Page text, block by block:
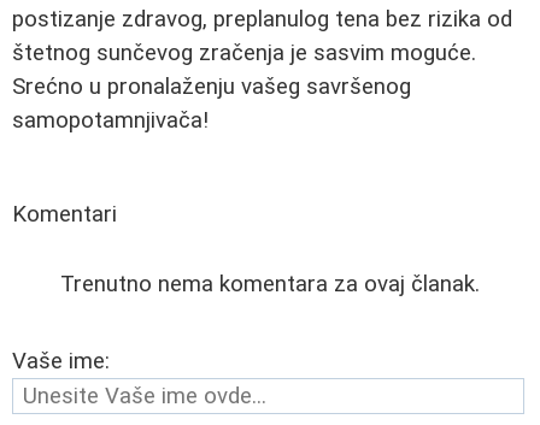
postizanje zdravog, preplanulog tena bez rizika od
štetnog sunčevog zračenja je sasvim moguće.
Srećno u pronalaženju vašeg savršenog
samopotamnjivača!
Komentari
Trenutno nema komentara za ovaj članak.
Vaše ime: